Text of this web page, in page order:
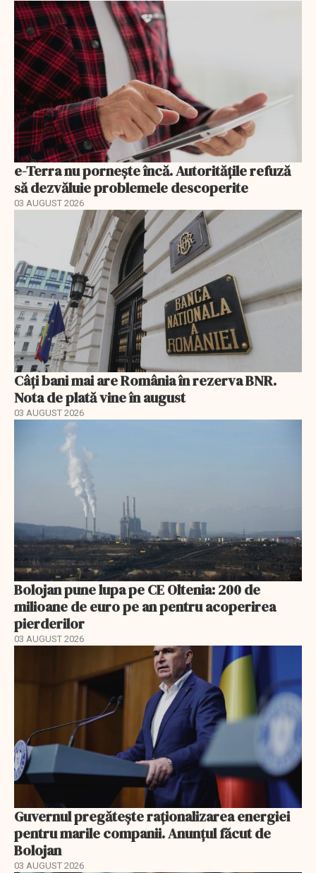
e-Terra nu pornește încă. Autoritățile refuză
să dezvăluie problemele descoperite
03 AUGUST 2026
Câți bani mai are România în rezerva BNR.
Nota de plată vine în august
03 AUGUST 2026
Bolojan pune lupa pe CE Oltenia: 200 de
milioane de euro pe an pentru acoperirea
pierderilor
03 AUGUST 2026
Guvernul pregătește raționalizarea energiei
pentru marile companii. Anunțul făcut de
Bolojan
03 AUGUST 2026